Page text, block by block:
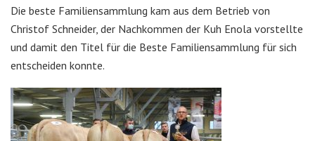
Die beste Familiensammlung kam aus dem Betrieb von
Christof Schneider, der Nachkommen der Kuh Enola vorstellte
und damit den Titel für die Beste Familiensammlung für sich
entscheiden konnte.